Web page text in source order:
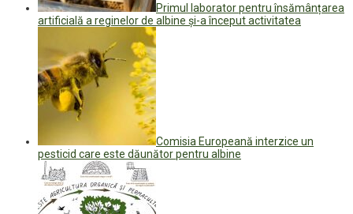
Primul laborator pentru însămânțarea
artificială a reginelor de albine și-a început activitatea
Comisia Europeană interzice un
pesticid care este dăunător pentru albine